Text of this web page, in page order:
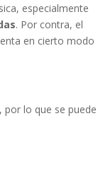
especialmente
. Por contra, el
en cierto modo
por lo que se puede